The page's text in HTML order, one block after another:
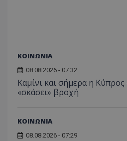
ΚΟΙΝΩΝΙΑ
08.08.2026 - 07:32
Καμίνι και σήμερα η
«σκάσει» βροχή
ΚΟΙΝΩΝΙΑ
08.08.2026 - 07:29